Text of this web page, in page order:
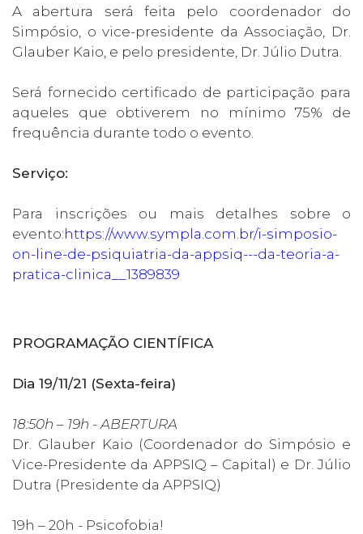
A abertura será feita pelo coordenador do
Simpósio, o vice-presidente da Associação, Dr.
Glauber Kaio, e pelo presidente, Dr. Júlio Dutra.
Será fornecido certificado de participação para
aqueles que obtiverem no mínimo 75% de
frequência durante todo o evento.
Serviço:
Para inscrições ou mais detalhes sobre o
evento:https://www.sympla.com.br/i-simposio-
on-line-de-psiquiatria-da-appsiq---da-teoria-a-
pratica-clinica__1389839
PROGRAMAÇÃO CIENTÍFICA
Dia 19/11/21 (Sexta-feira)
18:50h – 19h - ABERTURA
Dr. Glauber Kaio (Coordenador do Simpósio e
Vice-Presidente da APPSIQ – Capital) e Dr. Júlio
Dutra (Presidente da APPSIQ)
19h – 20h - Psicofobia!